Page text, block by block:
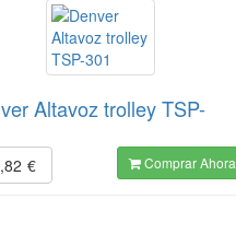
Altavoz trolley TSP-
€ Comprar Ahora